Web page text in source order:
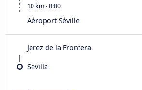
10 km - 0:00
Aéroport Séville
Jerez de la Frontera
Sevilla